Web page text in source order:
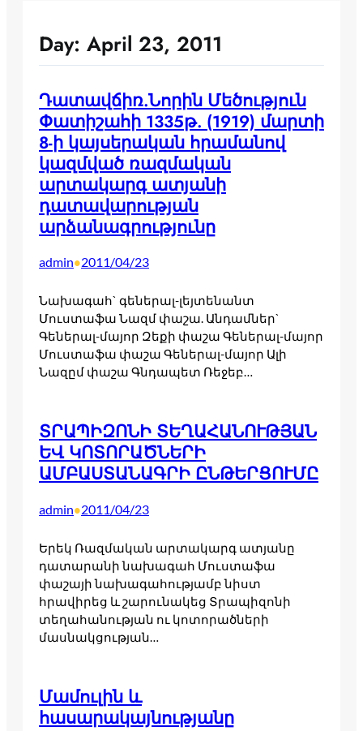
Day: April 23, 2011
Դատավճիռ.Նորին Մեծություն
Փատիշահի 1335թ. (1919) մարտի
8-ի կայսերական հրամանով
կազմված ռազմական
արտակարգ ատյանի
դատավարության
արձանագրությունը
admin•2011/04/23
Նախագահ` գեներալ-լեյտենանտ
Մուստաֆա Նազմ փաշա. Անդամներ`
Գեներալ-մայոր Զեքի փաշա Գեներալ-մայոր
Մուստաֆա փաշա Գեներալ-մայոր Ալի
Նազըմ փաշա Գնդապետ Ռեջեբ…
ՏՐԱՊԻԶՈՆԻ ՏԵՂԱՀԱՆՈՒԹՅԱՆ
ԵՎ ԿՈՏՈՐԱԾՆԵՐԻ
ԱՄԲԱՍՏԱՆԱԳՐԻ ԸՆԹԵՐՑՈՒՄԸ
admin•2011/04/23
Երեկ Ռազմական արտակարգ ատյանը
դատարանի նախագահ Մուստաֆա
փաշայի նախագահությամբ նիստ
հրավիրեց և շարունակեց Տրապիզոնի
տեղահանության ու կոտորածների
մասնակցության…
Մամուլին և
հասարակայնությանը